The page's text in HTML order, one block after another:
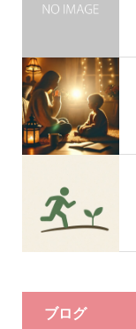
ブログ